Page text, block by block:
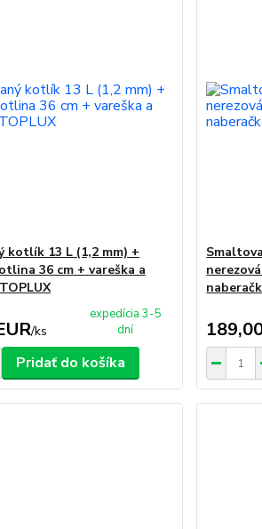
kotlík 13 L (1,2 mm) +
36 cm + vareška a
/ks
expedícia 3-5
dní
Pridať do košíka